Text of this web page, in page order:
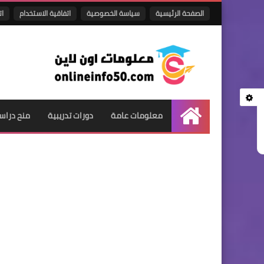
الصفحة الرئيسية سياسة الخصوصية اتفاقية الاستخدام
الرئيسية
معلومات عامة دورات تدريبية منح